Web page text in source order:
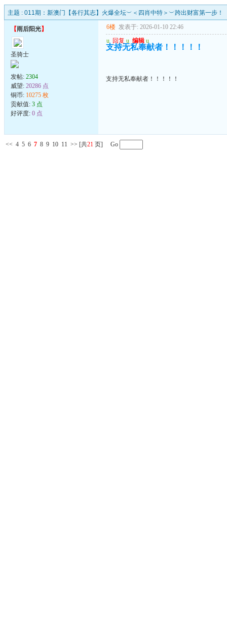
主题 : 011期：新澳门【各行其志】火爆全坛︶＜四肖中特＞︶跨出财富第一步！
【雨后阳光】
圣骑士
发帖: 2304
威望: 20286 点
铜币: 10275 枚
贡献值: 3 点
好评度: 0 点
6楼 发表于: 2026-01-10 22:46
u 回复 u 编辑 u
支持无私奉献者！！！！！
支持无私奉献者！！！！！
<< 4 5 6 7 8 9 10 11 >> [共21 页] Go